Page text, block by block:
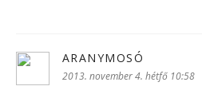
ARANYMOSÓ
2013. november 4. hétfő 10:58